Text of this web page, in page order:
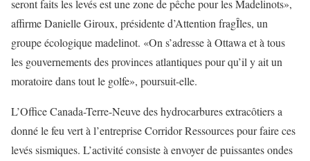
seront faits les levés est une zone de pêche pour les Madelinots»,
affirme Danielle Giroux, présidente d’Attention fragÎles, un
groupe écologique madelinot. «On s’adresse à Ottawa et à tous
les gouvernements des provinces atlantiques pour qu’il y ait un
moratoire dans tout le golfe», poursuit-elle.
L’Office Canada-Terre-Neuve des hydrocarbures extracôtiers a
donné le feu vert à l’entreprise Corridor Ressources pour faire ces
levés sismiques. L’activité consiste à envoyer de puissantes ondes